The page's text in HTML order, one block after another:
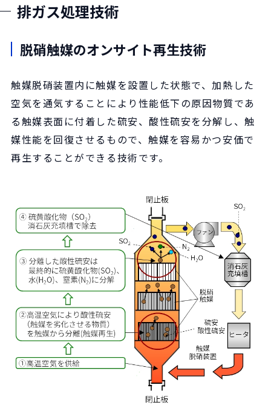
排ガス処理技術
脱硝触媒のオンサイト再生技術
触媒脱硝装置内に触媒を設置した状態で、加熱した
空気を通気することにより性能低下の原因物質であ
る触媒表面に付着した硫安、酸性硫安を分解し、触
媒性能を回復させるもので、触媒を容易かつ安価で
再生することができる技術です。